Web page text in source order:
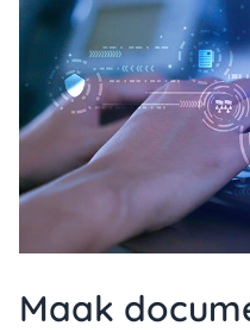
Maak